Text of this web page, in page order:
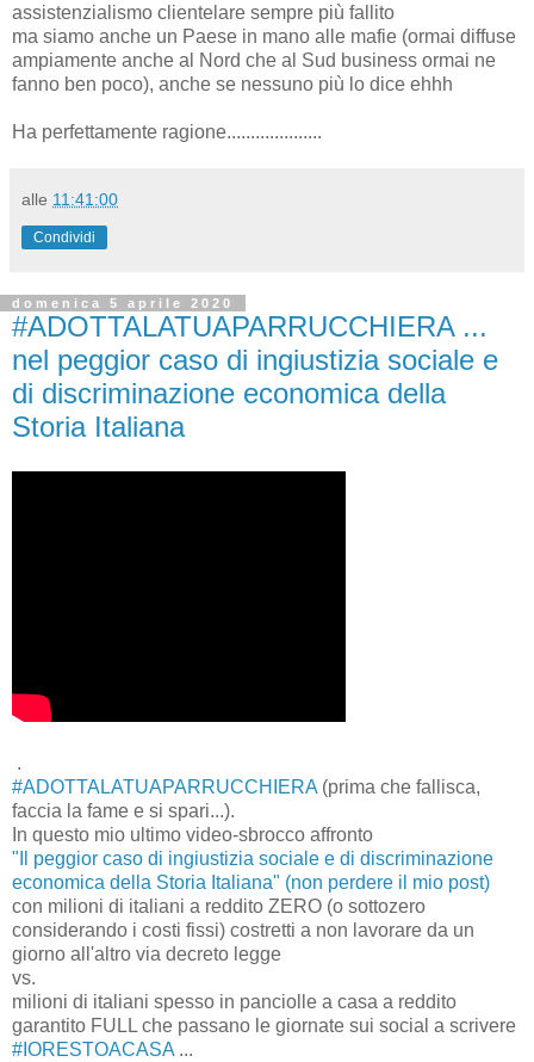
assistenzialismo clientelare sempre più fallito
ma siamo anche un Paese in mano alle mafie (ormai diffuse
ampiamente anche al Nord che al Sud business ormai ne
fanno ben poco), anche se nessuno più lo dice ehhh
Ha perfettamente ragione....................
alle 11:41:00
Condividi
domenica 5 aprile 2020
#ADOTTALATUAPARRUCCHIERA ...
nel peggior caso di ingiustizia sociale e
di discriminazione economica della
Storia Italiana
.
#ADOTTALATUAPARRUCCHIERA (prima che fallisca,
faccia la fame e si spari...).
In questo mio ultimo video-sbrocco affronto
"Il peggior caso di ingiustizia sociale e di discriminazione
economica della Storia Italiana" (non perdere il mio post)
con milioni di italiani a reddito ZERO (o sottozero
considerando i costi fissi) costretti a non lavorare da un
giorno all'altro via decreto legge
vs.
milioni di italiani spesso in panciolle a casa a reddito
garantito FULL che passano le giornate sui social a scrivere
#IORESTOACASA ...